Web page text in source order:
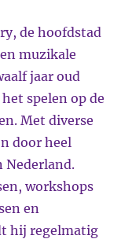
de hoofdstad
muzikale
jaar oud
spelen op de
Met diverse
door heel
Nederland.
workshops
en
hij regelmatig